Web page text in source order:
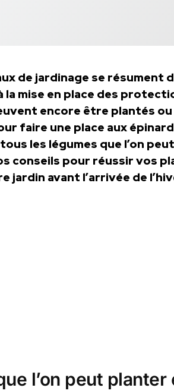
de jardinage se résument
mise en place des
encore être plantés ou
faire une place aux
les légumes que l’on
conseils pour réussir vos
jardin avant l’arrivée de
l’on peut